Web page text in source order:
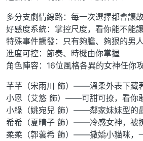
多分支劇情線路：每一次選擇都會讓
好感度系統：掌控尺度，看你能不能
特殊事件觸發：只有夠膽、夠狠的男
進度可控：節奏、時機由你掌握
角色陣容：16位風格各異的女神任你攻
芊芊（宋雨川 飾）——溫柔外表下藏
小恩（艾悠 飾）——可甜可撩，看你
小綠（姚宛兒 飾）——鄰家妹妹型的
希希（夏晴子 飾）——冷感女神，被
柔柔（郭蕓希 飾）——撒嬌小貓咪，